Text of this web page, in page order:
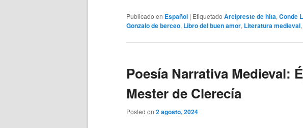
Publicado en Español | Etiquetado Arcipreste de hita, Conde
Gonzalo de berceo, Libro del buen amor, Literatura medieval,
Poesía Narrativa Medieval:
Mester de Clerecía
Posted on 2 agosto, 2024